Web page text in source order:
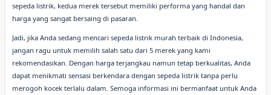
sepeda listrik, kedua merek tersebut memiliki performa yang handal dan
harga yang sangat bersaing di pasaran.
Jadi, jika Anda sedang mencari sepeda listrik murah terbaik di Indonesia,
jangan ragu untuk memilih salah satu dari 5 merek yang kami
rekomendasikan. Dengan harga terjangkau namun tetap berkualitas, Anda
dapat menikmati sensasi berkendara dengan sepeda listrik tanpa perlu
merogoh kocek terlalu dalam. Semoga informasi ini bermanfaat untuk Anda